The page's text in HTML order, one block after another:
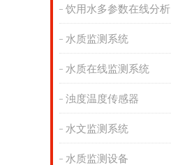
饮用水多参数在线分析
水质监测系统
水质在线监测系统
浊度温度传感器
水文监测系统
水质监测设备